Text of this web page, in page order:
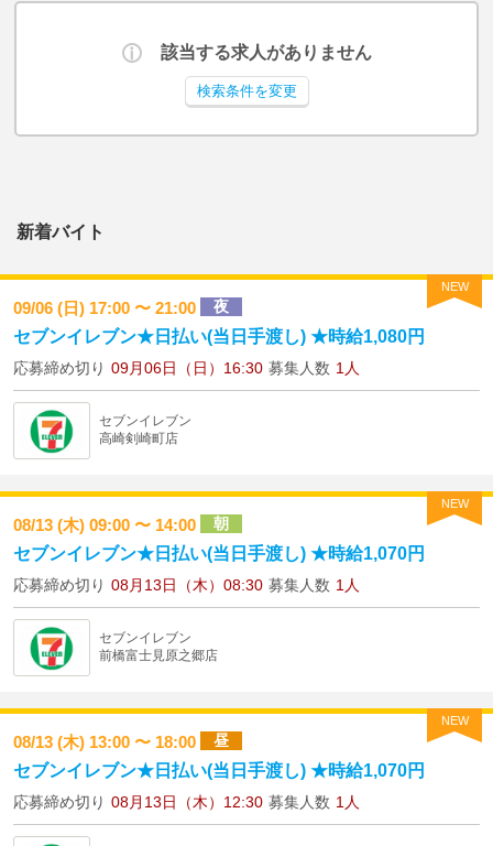
該当する求人がありません
検索条件を変更
新着バイト
NEW
09/06 (日) 17:00 〜 21:00 夜
セブンイレブン★日払い(当日手渡し) ★時給1,080円
応募締め切り 09月06日（日）16:30 募集人数 1人
セブンイレブン
高崎剣崎町店
NEW
08/13 (木) 09:00 〜 14:00 朝
セブンイレブン★日払い(当日手渡し) ★時給1,070円
応募締め切り 08月13日（木）08:30 募集人数 1人
セブンイレブン
前橋富士見原之郷店
NEW
08/13 (木) 13:00 〜 18:00 昼
セブンイレブン★日払い(当日手渡し) ★時給1,070円
応募締め切り 08月13日（木）12:30 募集人数 1人